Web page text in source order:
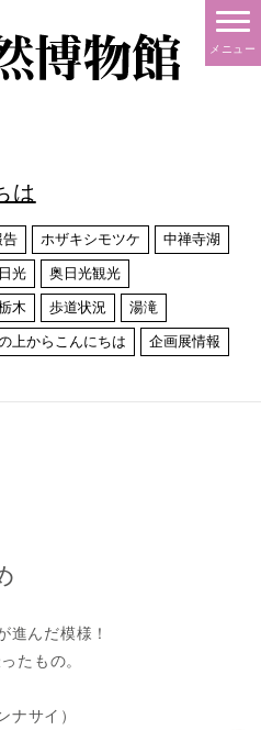
メニュー
は
告 ホザキシモツケ 中禅寺湖
光 奥日光観光
木 歩道状況 湯滝
上からこんにちは 企画展情報
進んだ模様！
たもの。
ナサイ）